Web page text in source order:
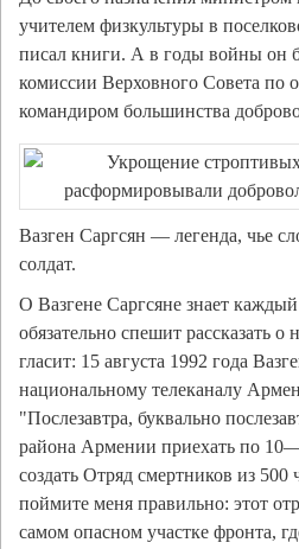
учителем физкультуры в
писал книги. А в годы войны он
комиссии Верховного Совета
командиром большинства
Вазген Саргсян — легенда, чье
солдат.
О Вазгене Саргсяне знает
обязательно спешит рассказать
гласит: 15 августа 1992 года
национальному телеканалу
"Послезавтра, буквально
района Армении приехать по
создать Отряд смертников из
поймите меня правильно: этот
самом опасном участке фронта,